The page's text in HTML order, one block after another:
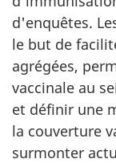
d'enquêtes.
le but de
agrégées,
vaccinale au
et définir une
la couverture
surmonter